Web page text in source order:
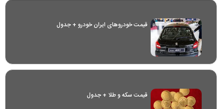
قیمت خودرو‌های ایران خودرو + جدول
قیمت سکه و طلا + جدول